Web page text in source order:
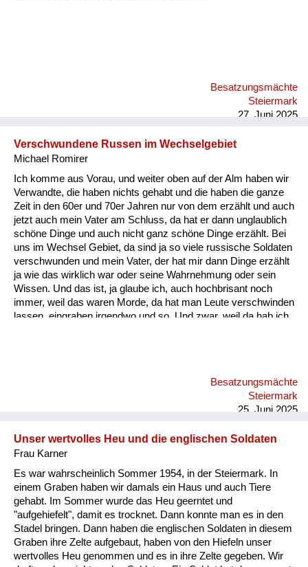
Wiederaufbau und
Wohnen
Besatzungsmächte
Steiermark
27. Juni 2025
Verschwundene Russen im Wechselgebiet
Michael Romirer
Ich komme aus Vorau, und weiter oben auf der Alm haben wir
Verwandte, die haben nichts gehabt und die haben die ganze
Zeit in den 60er und 70er Jahren nur von dem erzählt und auch
jetzt auch mein Vater am Schluss, da hat er dann unglaublich
schöne Dinge und auch nicht ganz schöne Dinge erzählt. Bei
uns im Wechsel Gebiet, da sind ja so viele russische Soldaten
verschwunden und mein Vater, der hat mir dann Dinge erzählt
ja wie das wirklich war oder seine Wahrnehmung oder sein
Wissen. Und das ist, ja glaube ich, auch hochbrisant noch
immer, weil das waren Morde, da hat man Leute verschwinden
lassen, eingraben irgendwo und so. Und zwar, weil da hab ich
Seppling-Karndorf haben sich die Bauern dann getroffen, weil
er war der der höchstgelegene Bauernhof, am nächs...
Besatzungsmächte
Steiermark
25. Juni 2025
Unser wertvolles Heu und die englischen Soldaten
Frau Karner
Es war wahrscheinlich Sommer 1954, in der Steiermark. In
einem Graben haben wir damals ein Haus und auch Tiere
gehabt. Im Sommer wurde das Heu geerntet und
"aufgehiefelt", damit es trocknet. Dann konnte man es in den
Stadel bringen. Dann haben die englischen Soldaten in diesem
Graben ihre Zelte aufgebaut, haben von den Hiefeln unser
wertvolles Heu genommen und es in ihre Zelte gegeben. Wir